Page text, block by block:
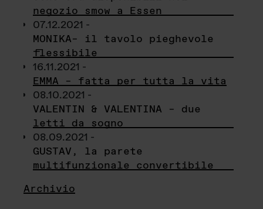
negozio smow a Essen
07.12.2021 -
MONIKA– il tavolo pieghevole
flessibile
16.11.2021 -
EMMA – fatta per tutta la vita
08.10.2021 -
VALENTIN & VALENTINA – due
letti da sogno
08.09.2021 -
GUSTAV, la parete
multifunzionale convertibile
Archivio